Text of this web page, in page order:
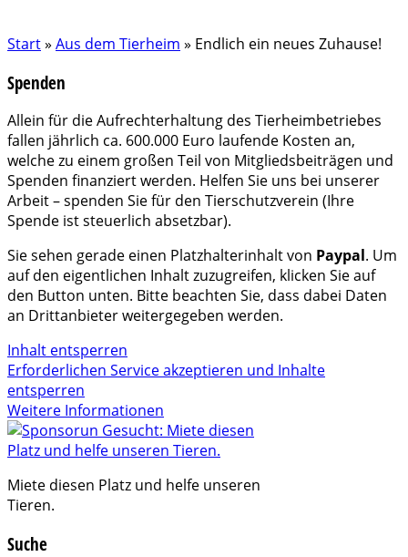
Start» Aus dem Tierheim » Endlich ein neues Zuhause!
Spenden
Allein für die Aufrechterhaltung des Tierheimbetriebes
fallen jährlich ca. 600.000 Euro laufende Kosten an,
welche zu einem großen Teil von Mitgliedsbeiträgen und
Spenden finanziert werden. Helfen Sie uns bei unserer
Arbeit – spenden Sie für den Tierschutzverein (Ihre
Spende ist steuerlich absetzbar).
Sie sehen gerade einen Platzhalterinhalt von Paypal. Um
auf den eigentlichen Inhalt zuzugreifen, klicken Sie auf
den Button unten. Bitte beachten Sie, dass dabei Daten
an Drittanbieter weitergegeben werden.
Inhalt entsperren
Erforderlichen Service akzeptieren und Inhalte
entsperren
Weitere Informationen
Miete diesen Platz und helfe unseren
Tieren.
Suche